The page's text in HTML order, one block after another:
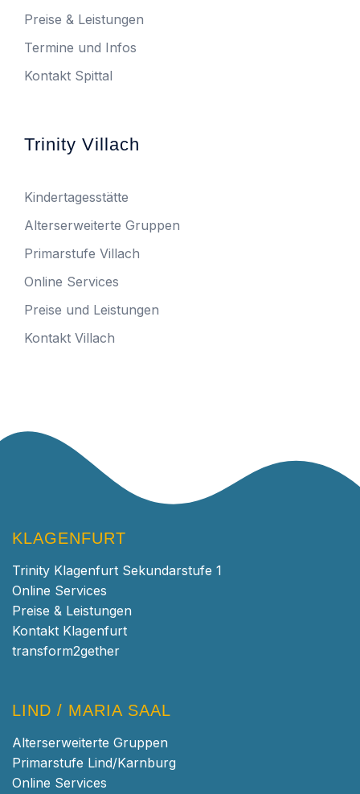
Preise & Leistungen
Termine und Infos
Kontakt Spittal
Trinity Villach
Kindertagesstätte
Alterserweiterte Gruppen
Primarstufe Villach
Online Services
Preise und Leistungen
Kontakt Villach
KLAGENFURT
Trinity Klagenfurt Sekundarstufe 1
Online Services
Preise & Leistungen
Kontakt Klagenfurt
transform2gether
LIND / MARIA SAAL
Alterserweiterte Gruppen
Primarstufe Lind/Karnburg
Online Services